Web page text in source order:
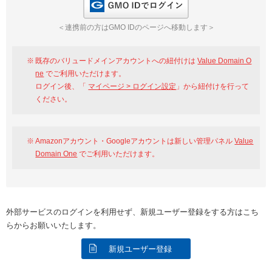
※AmazonはValue Domain Oneのログイン画面へ遷移します
GMO ID
＜連携前の方はGMO IDのページへ移動します＞
既存のバリュードメインアカウントへの紐付けはValue Domain O
ne でご利用いただけます。
ログイン後、「 マイページ > ログイン設定 」から紐付けを行って
ください。
Amazonアカウント・Googleアカウントは新しい管理パネルValue
Domain One でご利用いただけます。
外部サービスのログインを利用せず、新規ユーザー登録をする方はこち
らからお願いいたします。
新規ユーザー登録